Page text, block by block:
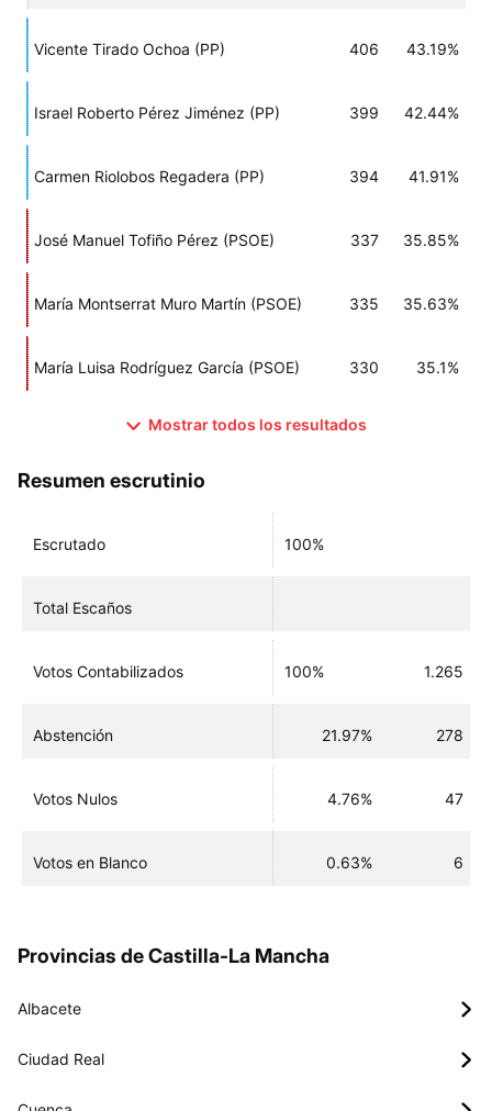
Vicente Tirado Ochoa (PP) 406 43.19%
Israel Roberto Pérez Jiménez (PP) 399 42.44%
Carmen Riolobos Regadera (PP) 394 41.91%
José Manuel Tofiño Pérez (PSOE) 337 35.85%
María Montserrat Muro Martín (PSOE) 335 35.63%
María Luisa Rodríguez García (PSOE) 330 35.1%
Mostrar todos los resultados
Resumen escrutinio
Escrutado 100%
Total Escaños
Votos Contabilizados 100% 1.265
Abstención 21.97% 278
Votos Nulos 4.76% 47
Votos en Blanco 0.63% 6
Provincias de Castilla-La Mancha
Albacete
Ciudad Real